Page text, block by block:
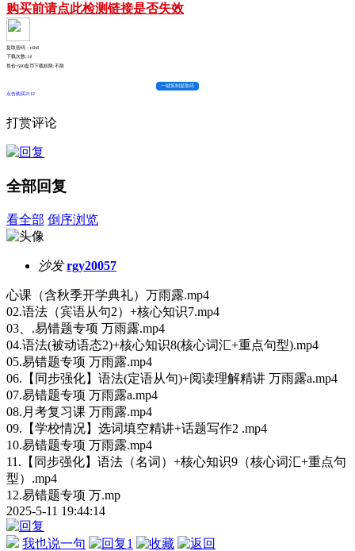
购买前请点此检测链接是否失效
提取密码：t6h8
下载次数:14
售价:600盘币下载权限:不限
一键复制提取码
点击购买2112
打赏评论
全部回复
看全部 倒序浏览
沙发 rgy20057
心课（含秋季开学典礼）万雨露.mp4
02.语法（宾语从句2）+核心知识7.mp4
03、.易错题专项 万雨露.mp4
04.语法(被动语态2)+核心知识8(核心词汇+重点句型).mp4
05.易错题专项 万雨露.mp4
06.【同步强化】语法(定语从句)+阅读理解精讲 万雨露a.mp4
07.易错题专项 万雨露a.mp4
08.月考复习课 万雨露.mp4
09.【学校情况】选词填空精讲+话题写作2 .mp4
10.易错题专项 万雨露.mp4
11.【同步强化】语法（名词）+核心知识9（核心词汇+重点句
型）.mp4
12.易错题专项 万.mp
2025-5-11 19:44:14
我也说一句 1